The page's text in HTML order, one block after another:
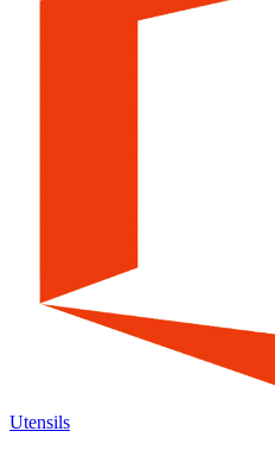
Utensils